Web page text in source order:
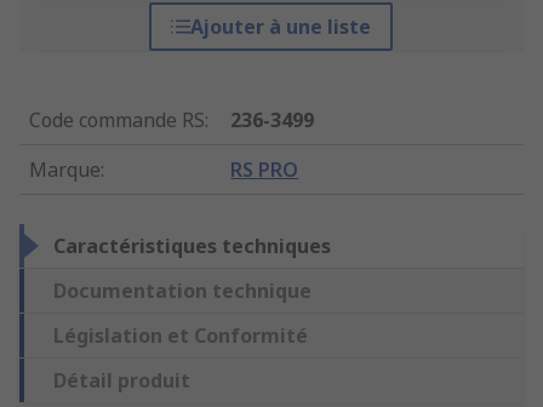
Ajouter à une liste
Code commande RS:
236-3499
Marque: RS PRO
Caractéristiques techniques
Documentation technique
Législation et Conformité
Détail produit